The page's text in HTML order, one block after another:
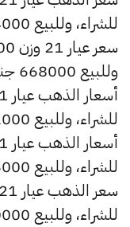
للشراء، وللبيع 334000 جنيه.
وللبيع 668000 جنيه.
للشراء، وللبيع 1002000 جنيه.
للشراء، وللبيع 1336000 جنيه.
للشراء، وللبيع 1670000 جنيه.